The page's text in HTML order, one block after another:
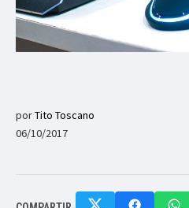
porTito Toscano
06/10/2017